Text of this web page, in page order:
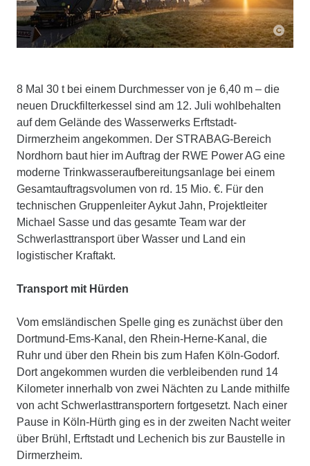
8 Mal 30 t bei einem Durchmesser von je 6,40 m – die
neuen Druckfilterkessel sind am 12. Juli wohlbehalten
auf dem Gelände des Wasserwerks Erftstadt-
Dirmerzheim angekommen. Der STRABAG-Bereich
Nordhorn baut hier im Auftrag der RWE Power AG eine
moderne Trinkwasseraufbereitungsanlage bei einem
Gesamtauftragsvolumen von rd. 15 Mio. €. Für den
technischen Gruppenleiter Aykut Jahn, Projektleiter
Michael Sasse und das gesamte Team war der
Schwerlasttransport über Wasser und Land ein
logistischer Kraftakt.
Transport mit Hürden
Vom emsländischen Spelle ging es zunächst über den
Dortmund-Ems-Kanal, den Rhein-Herne-Kanal, die
Ruhr und über den Rhein bis zum Hafen Köln-Godorf.
Dort angekommen wurden die verbleibenden rund 14
Kilometer innerhalb von zwei Nächten zu Lande mithilfe
von acht Schwerlasttransportern fortgesetzt. Nach einer
Pause in Köln-Hürth ging es in der zweiten Nacht weiter
über Brühl, Erftstadt und Lechenich bis zur Baustelle in
Dirmerzheim.